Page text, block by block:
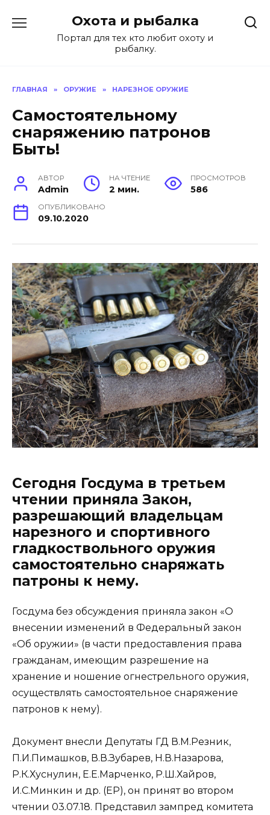
содержанию
Охота и рыбалка
Портал для тех кто любит охоту и
рыбалку.
ГЛАВНАЯ » ОРУЖИЕ » НАРЕЗНОЕ ОРУЖИЕ
Самостоятельному
снаряжению патронов
Быть!
АВТОР
Admin
НА ЧТЕНИЕ
2 мин.
ПРОСМОТРОВ
586
ОПУБЛИКОВАНО
09.10.2020
Сегодня Госдума в третьем
чтении приняла Закон,
разрешающий владельцам
нарезного и спортивного
гладкоствольного оружия
самостоятельно снаряжать
патроны к нему.
Госдума без обсуждения приняла закон «О
внесении изменений в Федеральный закон
«Об оружии» (в части предоставления права
гражданам, имеющим разрешение на
хранение и ношение огнестрельного оружия,
осуществлять самостоятельное снаряжение
патронов к нему).
Документ внесли Депутаты ГД В.М.Резник,
П.И.Пимашков, В.В.Зубарев, Н.В.Назарова,
Р.К.Хуснулин, Е.Е.Марченко, Р.Ш.Хайров,
И.С.Минкин и др. (ЕР), он принят во втором
чтении 03.07.18. Представил зампред комитета